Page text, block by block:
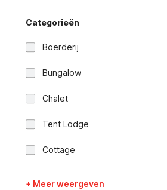
Categorieën
Boerderij
Bungalow
Chalet
Tent Lodge
Cottage
+ Meer weergeven